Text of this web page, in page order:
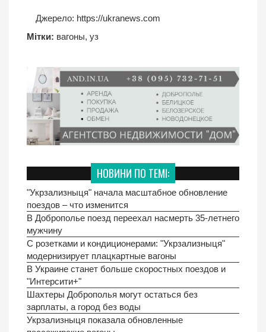
Джерело: https://ukranews.com
Мітки: вагоны, уз
НОВИНИ ПО ТЕМІ:
"Укрзализныця" начала масштабное обновление
поездов – что изменится
В Доброполье поезд переехал насмерть 35-летнего
мужчину
С розетками и кондиционерами: "Укрзализныця"
модернизирует плацкартные вагоны
В Украине станет больше скоростных поездов и
"Интерсити+"
Шахтеры Доброполья могут остаться без
зарплаты, а город без воды
Укрзализныця показала обновленные